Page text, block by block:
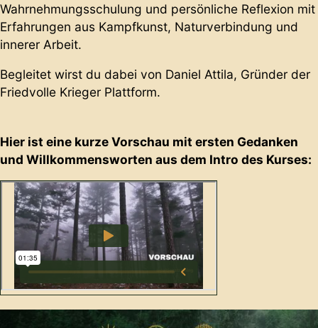
Wahrnehmungsschulung und persönliche Reflexion mit
Erfahrungen aus Kampfkunst, Naturverbindung und
innerer Arbeit.
Begleitet wirst du dabei von Daniel Attila, Gründer der
Friedvolle Krieger Plattform.
Hier ist eine kurze Vorschau mit ersten Gedanken
und Willkommensworten aus dem Intro des Kurses: